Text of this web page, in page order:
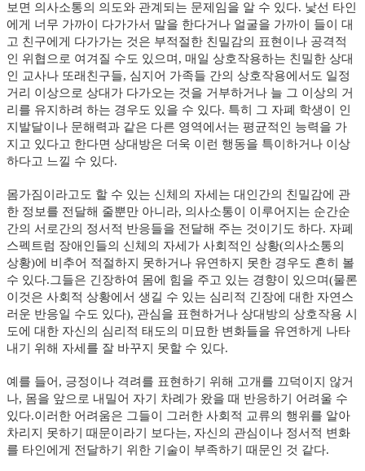
보면 의사소통의 의도와 관계되는 문제임을 알 수 있다. 낯선 타인
에게 너무 가까이 다가가서 말을 한다거나 얼굴을 가까이 들이 대
고 친구에게 다가가는 것은 부적절한 친밀감의 표현이나 공격적
인 위협으로 여겨질 수도 있으며, 매일 상호작용하는 친밀한 상대
인 교사나 또래친구들, 심지어 가족들 간의 상호작용에서도 일정
거리 이상으로 상대가 다가오는 것을 거부하거나 늘 그 이상의 거
리를 유지하려 하는 경우도 있을 수 있다. 특히 그 자폐 학생이 인
지발달이나 문해력과 같은 다른 영역에서는 평균적인 능력을 가
지고 있다고 한다면 상대방은 더욱 이런 행동을 특이하거나 이상
하다고 느낄 수 있다.
몸가짐이라고도 할 수 있는 신체의 자세는 대인간의 친밀감에 관
한 정보를 전달해 줄뿐만 아니라, 의사소통이 이루어지는 순간순
간의 서로간의 정서적 반응들을 전달해 주는 것이기도 하다. 자폐
스펙트럼 장애인들의 신체의 자세가 사회적인 상황(의사소통의
상황)에 비추어 적절하지 못하거나 유연하지 못한 경우도 흔히 볼
수 있다.그들은 긴장하여 몸에 힘을 주고 있는 경향이 있으며(물론
이것은 사회적 상황에서 생길 수 있는 심리적 긴장에 대한 자연스
러운 반응일 수도 있다), 관심을 표현하거나 상대방의 상호작용 시
도에 대한 자신의 심리적 태도의 미묘한 변화들을 유연하게 나타
내기 위해 자세를 잘 바꾸지 못할 수 있다.
예를 들어, 긍정이나 격려를 표현하기 위해 고개를 끄덕이지 않거
나, 몸을 앞으로 내밀어 자기 차례가 왔을 때 반응하기 어려울 수
있다.이러한 어려움은 그들이 그러한 사회적 교류의 행위를 알아
차리지 못하기 때문이라기 보다는, 자신의 관심이나 정서적 변화
를 타인에게 전달하기 위한 기술이 부족하기 때문인 것 같다.